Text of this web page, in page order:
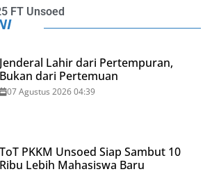
FT Unsoed
Jenderal Lahir dari Pertempuran,
Bukan dari Pertemuan
07 Agustus 2026 04:39
ToT PKKM Unsoed Siap Sambut 10
Ribu Lebih Mahasiswa Baru